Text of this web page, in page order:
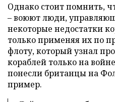
Однако стоит помнить,
– воюют люди,
некоторые недостатки
только применяя их по
флоту, который узнал
кораблей только на
понесли британцы на
пример.